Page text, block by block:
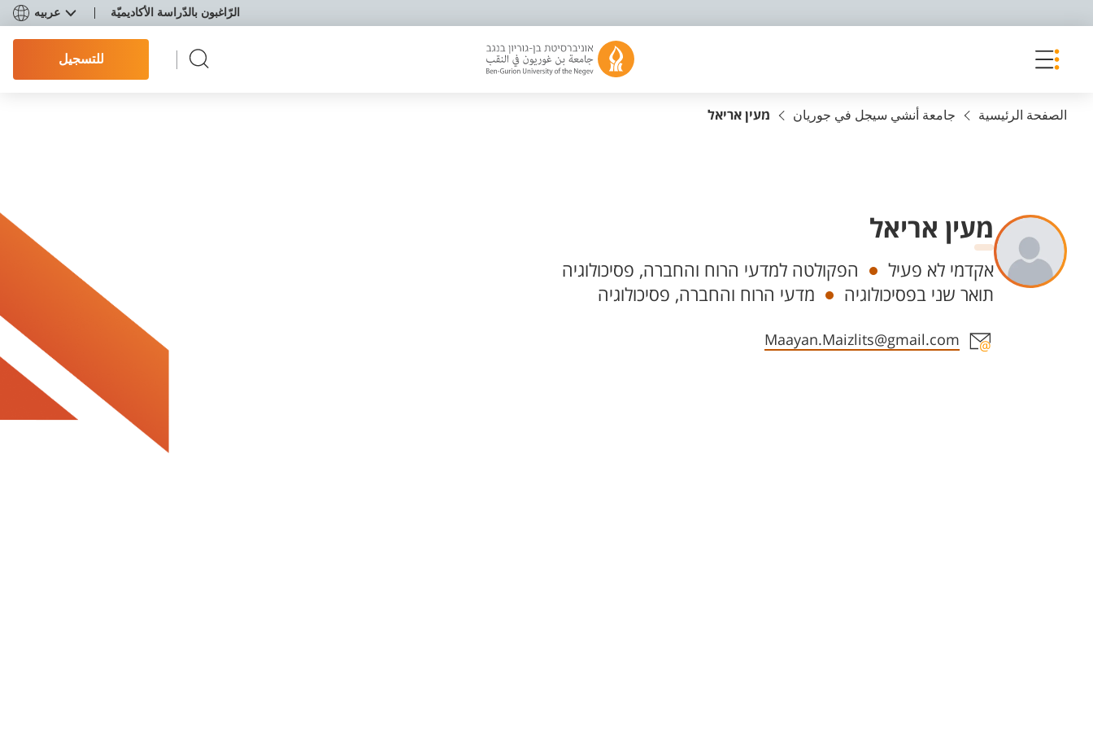
الرّاغبون بالدّراسة الأكاديميّة عربيه
للتسجيل
الصفحة الرئيسية جامعة أنشي سيجل في جوريان מעין אריאל
מעין אריאל
Departments
אקדמי לא פעיל
הפקולטה למדעי הרוח והחברה, פסיכולוגיה
תואר שני בפסיכולוגיה
מדעי הרוח והחברה, פסיכולוגיה
Staff member contact section
Maayan.Maizlits@gmail.com